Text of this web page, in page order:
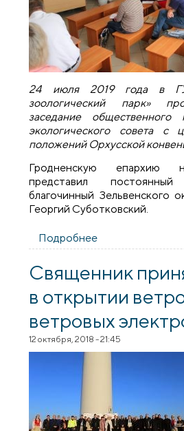
24 июля 2019 года в
зоологический парк»
заседание общественного
экологического совета с
положений Орхусской
Гродненскую епархию
представил
благочинный Зельвенского
Георгий Суботковский.
Подробнее
общественного
Священник
в открытии
ветровых
12 октября, 2018 - 21:45